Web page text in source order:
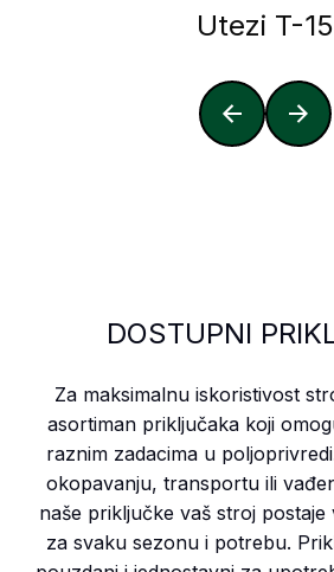
Utezi T-15
DOSTUPNI
Za maksimalnu iskoristivost
asortiman priključaka koji
raznim zadacima u
okopavanju, transportu ili
naše priključke vaš stroj postaje
za svaku sezonu i potrebu.